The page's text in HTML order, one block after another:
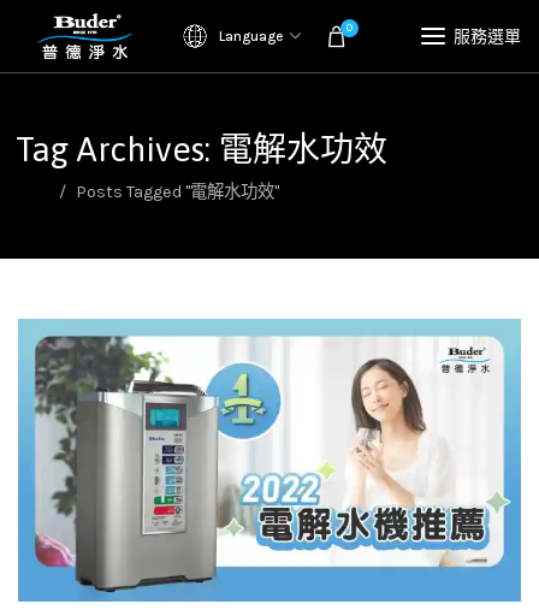
Language 0 服務選單
Tag Archives: 電解水功效
Posts Tagged "電解水功效"